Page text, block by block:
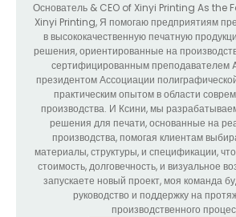
Основатель & CEO of Xinyi Printing As the
Xinyi Printing, Я помогаю предприятиям
в высококачественную печатную
решения, ориентированные на
сертифицированным
президентом Ассоциации
практическим опытом в области
производства. И Ксини, мы
решения для печати, основанные на
производства, помогая клиентам
материалы, структуры, и спецификации,
стоимость, долговечность, и визуальное
запускаете новый проект, моя команда
руководство и поддержку на
производственного